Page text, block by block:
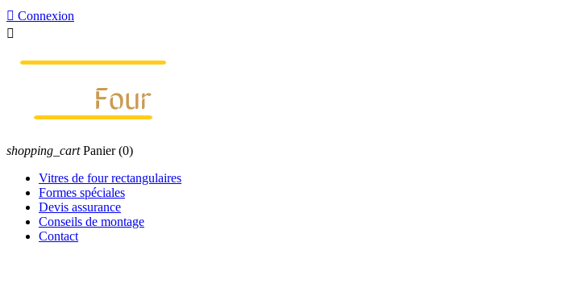
 Connexion

shopping_cart Panier (0)
Vitres de four rectangulaires
Formes spéciales
Devis assurance
Conseils de montage
Contact